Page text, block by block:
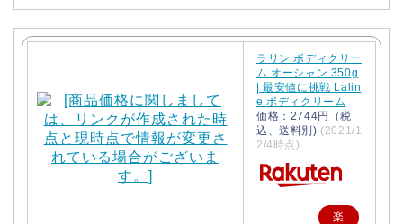
ラリン ボディクリー
ム オーシャン 350g
| 最安値に挑戦 Lalin
e ボディクリーム
価格：2744円（税
込、送料別) (2021/1
2/4時点)
楽